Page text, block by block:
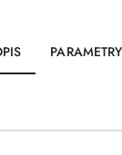
PARAMETRY